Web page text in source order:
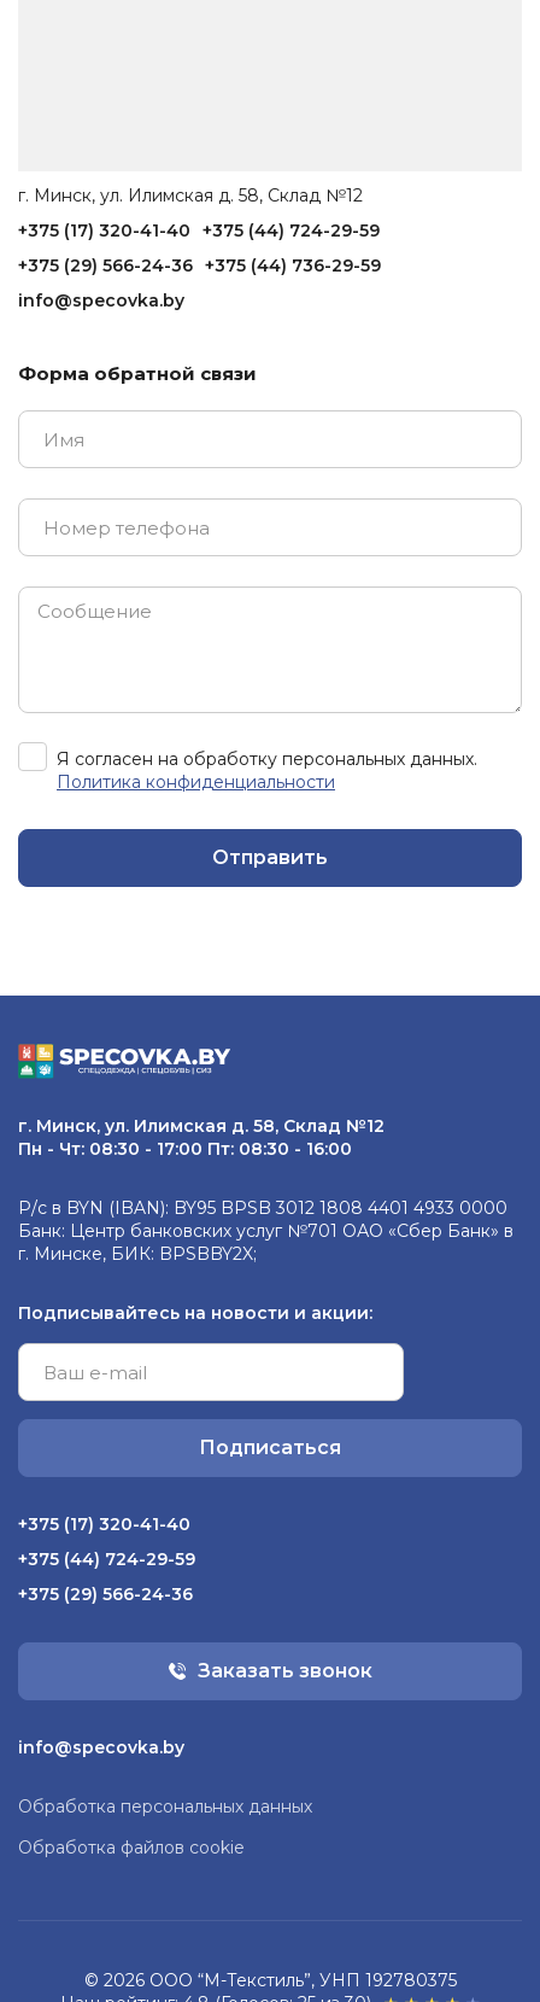
Форма обратной связи
Я согласен на обработку персональных данных.
Политика конфиденциальности
Отправить
г. Минск, ул. Илимская д. 58, Склад №12
+375 (17) 320-41-40
+375 (44) 724-29-59
+375 (29) 566-24-36 +375 (44) 736-29-59
info@specovka.by
г. Минск, ул. Илимская д. 58, Склад №12
Пн - Чт: 08:30 - 17:00 Пт: 08:30 - 16:00
Р/с в BYN (IBAN): BY95 BPSB 3012 1808 4401 4933 0000
Банк: Центр банковских услуг №701 ОАО «Сбер Банк» в
г. Минске, БИК: BPSBBY2X;
Подписывайтесь на новости и акции:
Подписаться
+375 (17) 320-41-40
+375 (44) 724-29-59
+375 (29) 566-24-36
Заказать звонок
info@specovka.by
Обработка персональных данных
Обработка файлов cookie
© 2026 ООО “М-Текстиль”, УНП 192780375